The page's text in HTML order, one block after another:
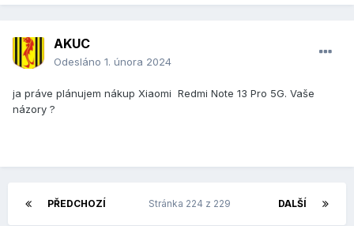
AKUC
Odesláno 1. února 2024
ja práve plánujem nákup Xiaomi Redmi Note 13 Pro 5G. Vaše
názory ?
PŘEDCHOZÍ DALŠÍ
Stránka 224 z 229